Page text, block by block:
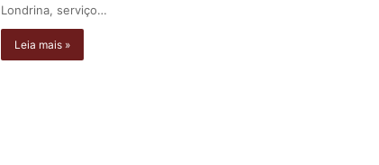
Londrina, serviço…
Leia mais »